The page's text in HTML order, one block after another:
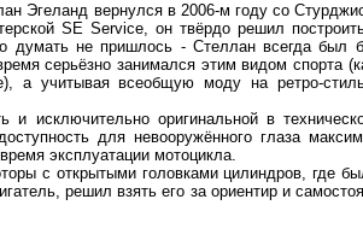
Эгеланд вернулся в 2006-м году со
SE Service, он твёрдо решил
думать не пришлось - Стеллан всегда был
серьёзно занимался этим видом спорта
а учитывая всеобщую моду на ретро-
исключительно оригинальной в
для невооружённого глаза
эксплуатации мотоцикла.
с открытыми головками цилиндров, где
решил взять его за ориентир и